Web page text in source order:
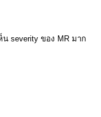
น severity ของ MR มาก